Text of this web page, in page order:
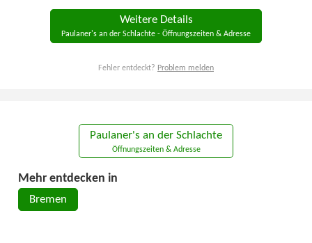
Weitere Details
Paulaner's an der Schlachte - Öffnungszeiten & Adresse
Fehler entdeckt? Problem melden
Paulaner's an der Schlachte
Öffnungszeiten & Adresse
Mehr entdecken in
Bremen